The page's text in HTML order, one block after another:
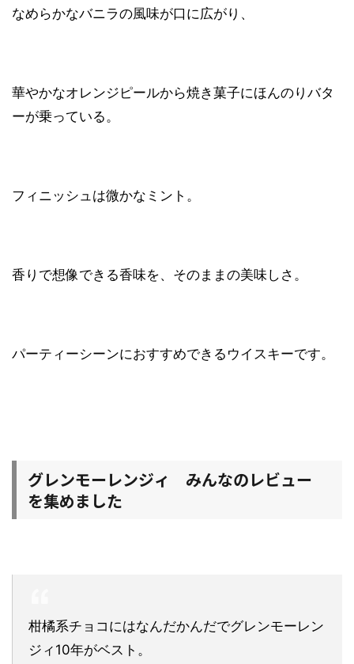
なめらかなバニラの風味が口に広がり、
華やかなオレンジピールから焼き菓子にほんのりバタ
ーが乗っている。
フィニッシュは微かなミント。
香りで想像できる香味を、そのままの美味しさ。
パーティーシーンにおすすめできるウイスキーです。
グレンモーレンジィ みんなのレビュー
を集めました
柑橘系チョコにはなんだかんだでグレンモーレン
ジィ10年がベスト。